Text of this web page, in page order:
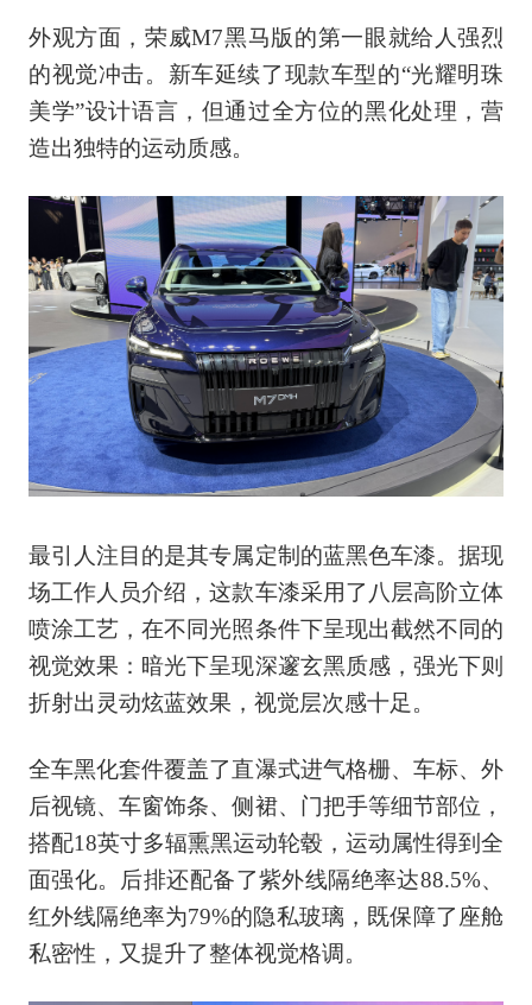
外观方面，荣威M7黑马版的第一眼就给人强烈
的视觉冲击。新车延续了现款车型的“光耀明珠
美学”设计语言，但通过全方位的黑化处理，营
造出独特的运动质感。
最引人注目的是其专属定制的蓝黑色车漆。据现
场工作人员介绍，这款车漆采用了八层高阶立体
喷涂工艺，在不同光照条件下呈现出截然不同的
视觉效果：暗光下呈现深邃玄黑质感，强光下则
折射出灵动炫蓝效果，视觉层次感十足。
全车黑化套件覆盖了直瀑式进气格栅、车标、外
后视镜、车窗饰条、侧裙、门把手等细节部位，
搭配18英寸多辐熏黑运动轮毂，运动属性得到全
面强化。后排还配备了紫外线隔绝率达88.5%、
红外线隔绝率为79%的隐私玻璃，既保障了座舱
私密性，又提升了整体视觉格调。